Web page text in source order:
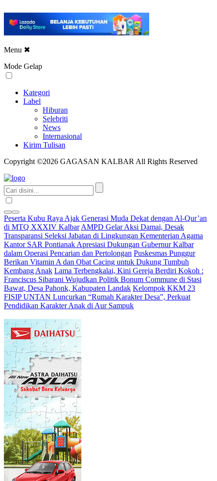
Menu ✖
Mode Gelap
Kategori
Label
Hiburan
Selebriti
News
Internasional
Kirim Tulisan
Copyright ©2026 GAGASAN KALBAR All Rights Reserved
Peserta Kubu Raya Ajak Generasi Muda Dekat dengan Al-Qur’an
di MTQ XXXIV Kalbar AMPD Gelar Aksi Damai, Desak
Transparansi Seleksi Jabatan di Lingkungan Kementerian Agama
Kantor SAR Pontianak Apresiasi Dukungan Gubernur Kalbar
dalam Operasi Pencarian dan Pertolongan Puskesmas Punggur
Berikan Vitamin A dan Obat Cacing untuk Dukung Tumbuh
Kembang Anak Lama Terbengkalai, Kini Gereja Berdiri Kokoh :
Franciscus Sibarani Wujudkan Politik Bonum Commune di Stasi
Bawat, Desa Pahonk, Kabupaten Landak Kelompok KKM 23
FISIP UNTAN Luncurkan “Rumah Karakter Desa”, Perkuat
Pendidikan Karakter Anak di Aur Sampuk